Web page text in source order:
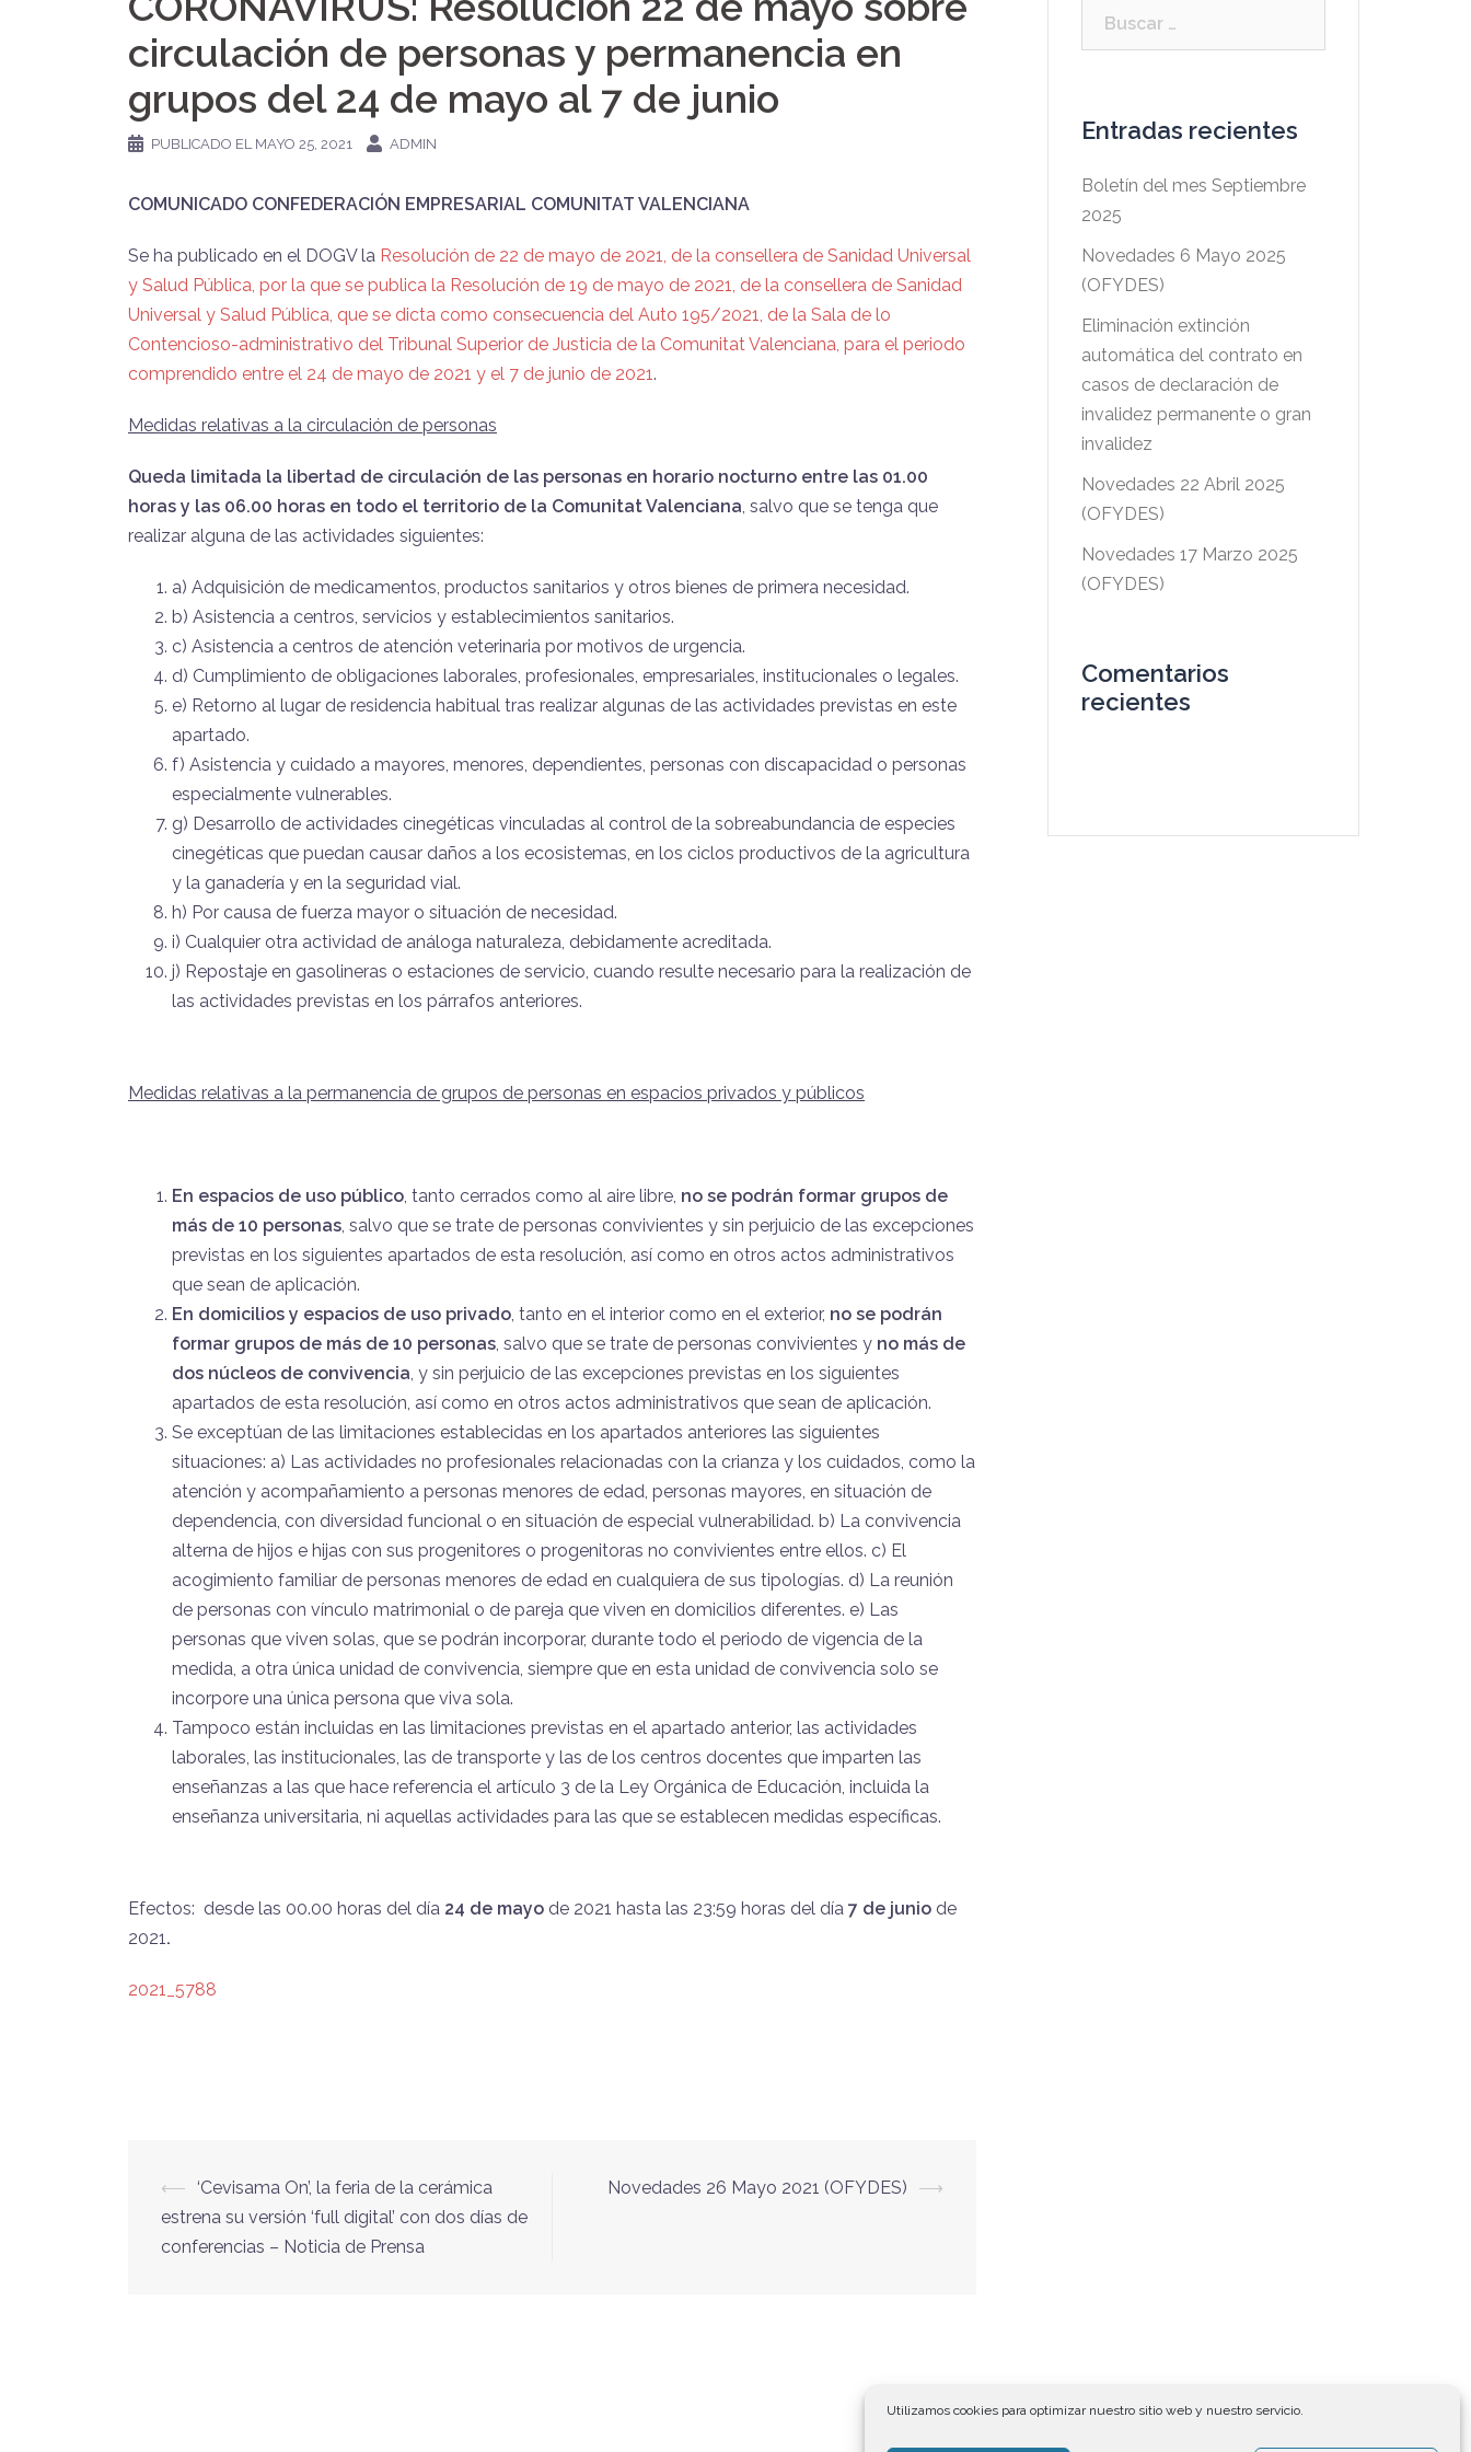
Utilizamos cookies para optimizar nuestro sitio web y nuestro servicio.
circulación de personas y permanencia en
grupos del 24 de mayo al 7 de junio
PUBLICADO EL MAYO 25, 2021 ADMIN
COMUNICADO CONFEDERACIÓN EMPRESARIAL COMUNITAT VALENCIANA
Se ha publicado en el DOGV la Resolución de 22 de mayo de 2021, de la consellera de Sanidad Universal
y Salud Pública, por la que se publica la Resolución de 19 de mayo de 2021, de la consellera de Sanidad
Universal y Salud Pública, que se dicta como consecuencia del Auto 195/2021, de la Sala de lo
Contencioso-administrativo del Tribunal Superior de Justicia de la Comunitat Valenciana, para el periodo
comprendido entre el 24 de mayo de 2021 y el 7 de junio de 2021.
Medidas relativas a la circulación de personas
Queda limitada la libertad de circulación de las personas en horario nocturno entre las 01.00
horas y las 06.00 horas en todo el territorio de la Comunitat Valenciana, salvo que se tenga que
realizar alguna de las actividades siguientes:
a) Adquisición de medicamentos, productos sanitarios y otros bienes de primera necesidad.
b) Asistencia a centros, servicios y establecimientos sanitarios.
c) Asistencia a centros de atención veterinaria por motivos de urgencia.
d) Cumplimiento de obligaciones laborales, profesionales, empresariales, institucionales o legales.
e) Retorno al lugar de residencia habitual tras realizar algunas de las actividades previstas en este
apartado.
f) Asistencia y cuidado a mayores, menores, dependientes, personas con discapacidad o personas
especialmente vulnerables.
g) Desarrollo de actividades cinegéticas vinculadas al control de la sobreabundancia de especies
cinegéticas que puedan causar daños a los ecosistemas, en los ciclos productivos de la agricultura
y la ganadería y en la seguridad vial.
h) Por causa de fuerza mayor o situación de necesidad.
i) Cualquier otra actividad de análoga naturaleza, debidamente acreditada.
j) Repostaje en gasolineras o estaciones de servicio, cuando resulte necesario para la realización de
las actividades previstas en los párrafos anteriores.
Medidas relativas a la permanencia de grupos de personas en espacios privados y públicos
En espacios de uso público, tanto cerrados como al aire libre, no se podrán formar grupos de
más de 10 personas, salvo que se trate de personas convivientes y sin perjuicio de las excepciones
previstas en los siguientes apartados de esta resolución, así como en otros actos administrativos
que sean de aplicación.
En domicilios y espacios de uso privado, tanto en el interior como en el exterior, no se podrán
formar grupos de más de 10 personas, salvo que se trate de personas convivientes y no más de
dos núcleos de convivencia, y sin perjuicio de las excepciones previstas en los siguientes
apartados de esta resolución, así como en otros actos administrativos que sean de aplicación.
Se exceptúan de las limitaciones establecidas en los apartados anteriores las siguientes
situaciones: a) Las actividades no profesionales relacionadas con la crianza y los cuidados, como la
atención y acompañamiento a personas menores de edad, personas mayores, en situación de
dependencia, con diversidad funcional o en situación de especial vulnerabilidad. b) La convivencia
alterna de hijos e hijas con sus progenitores o progenitoras no convivientes entre ellos. c) El
acogimiento familiar de personas menores de edad en cualquiera de sus tipologías. d) La reunión
de personas con vínculo matrimonial o de pareja que viven en domicilios diferentes. e) Las
personas que viven solas, que se podrán incorporar, durante todo el periodo de vigencia de la
medida, a otra única unidad de convivencia, siempre que en esta unidad de convivencia solo se
incorpore una única persona que viva sola.
Tampoco están incluidas en las limitaciones previstas en el apartado anterior, las actividades
laborales, las institucionales, las de transporte y las de los centros docentes que imparten las
enseñanzas a las que hace referencia el artículo 3 de la Ley Orgánica de Educación, incluida la
enseñanza universitaria, ni aquellas actividades para las que se establecen medidas específicas.
Efectos: desde las 00.00 horas del día 24 de mayo de 2021 hasta las 23:59 horas del día 7 de junio de
2021.
2021_5788
Navegación
de
⟵ ‘Cevisama On’, la feria de la cerámica
estrena su versión ‘full digital’ con dos días de
conferencias – Noticia de Prensa
Novedades 26 Mayo 2021 (OFYDES) ⟶
Entradas recientes
Boletín del mes Septiembre
2025
Novedades 6 Mayo 2025
(OFYDES)
Eliminación extinción
automática del contrato en
casos de declaración de
invalidez permanente o gran
invalidez
Novedades 22 Abril 2025
(OFYDES)
Novedades 17 Marzo 2025
(OFYDES)
Comentarios
recientes